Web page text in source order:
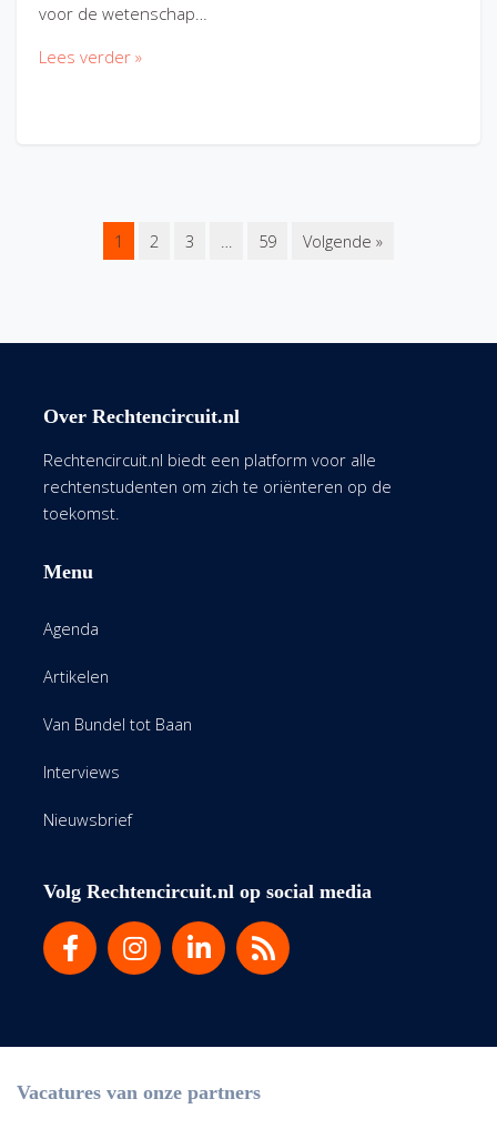
voor de wetenschap…
Lees verder »
1 2 3 … 59 Volgende »
Over Rechtencircuit.nl
Rechtencircuit.nl biedt een platform voor alle
rechtenstudenten om zich te oriënteren op de
toekomst.
Menu
Agenda
Artikelen
Van Bundel tot Baan
Interviews
Nieuwsbrief
Volg Rechtencircuit.nl op social media
Vacatures van onze partners